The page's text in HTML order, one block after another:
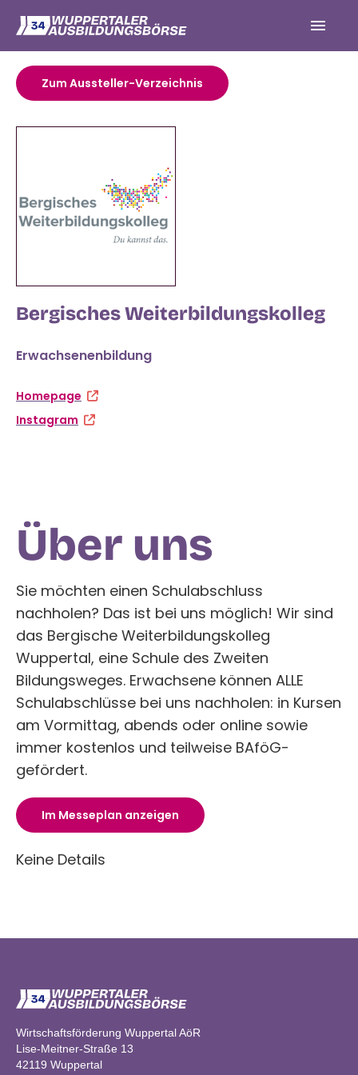
Zum Aussteller-Verzeichnis
Bergisches Weiterbildungskolleg
Erwachsenenbildung
Homepage
Instagram
‍Über uns
Sie möchten einen Schulabschluss
nachholen? Das ist bei uns möglich! Wir sind
das Bergische Weiterbildungskolleg
Wuppertal, eine Schule des Zweiten
Bildungsweges. Erwachsene können ALLE
Schulabschlüsse bei uns nachholen: in Kursen
am Vormittag, abends oder online sowie
immer kostenlos und teilweise BAföG-
gefördert.
Im Messeplan anzeigen
Keine Details
Wirtschaftsförderung Wuppertal AöR
Lise-Meitner-Straße 13
42119 Wuppertal